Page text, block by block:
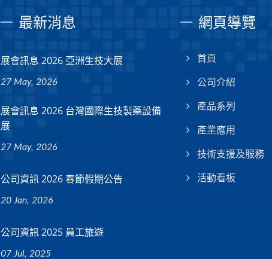
最新消息
展會訊息 2026 亞洲生技大展
27 May, 2026
展會訊息 2026 台灣國際生技製藥設備
展
27 May, 2026
公司資訊 2026 春節假期公告
20 Jan, 2026
公司資訊 2025 員工旅遊
07 Jul, 2025
網頁導覽
首頁
公司介紹
產品系列
產業應用
技術支援及服務
活動看板